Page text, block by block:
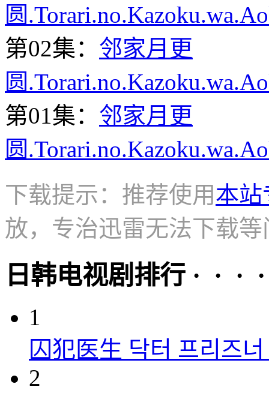
圆
第02集： 邻家月更
圆
第01集： 邻家月更
圆
下载提示：推荐使用本站
放，专治迅雷无法下载等
日韩电视剧排行 · · ·
1
囚犯医生 닥터 프리즈
2